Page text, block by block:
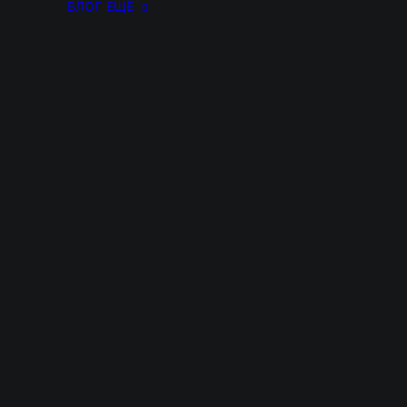
БЛОГ ЕЩЁ